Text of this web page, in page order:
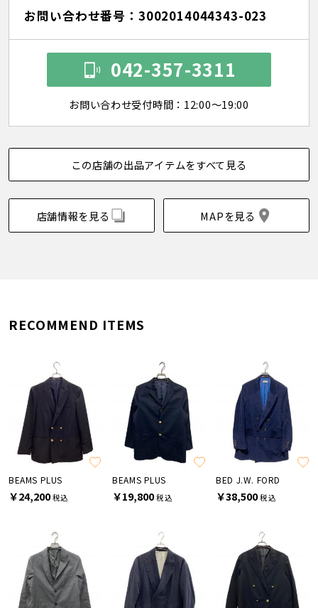
お問い合わせ番号：3002014044343-023
042-357-3311
お問い合わせ受付時間：12:00～19:00
この店舗の出品アイテムをすべて見る
店舗情報を見る MAPを見る
RECOMMEND ITEMS
BEAMS PLUS
￥24,200税込
BEAMS PLUS
￥19,800税込
BED J.W. FORD
￥38,500税込